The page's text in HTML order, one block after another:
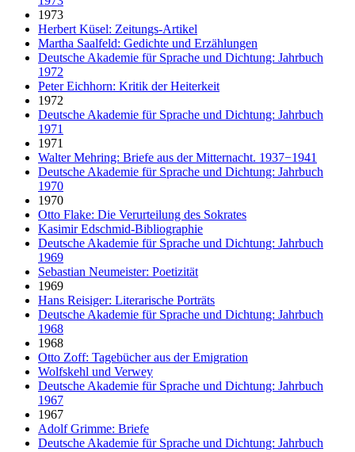
1973
Herbert Küsel: Zeitungs-Artikel
Martha Saalfeld: Gedichte und Erzählungen
Deutsche Akademie für Sprache und Dichtung: Jahrbuch
1972
Peter Eichhorn: Kritik der Heiterkeit
1972
Deutsche Akademie für Sprache und Dichtung: Jahrbuch
1971
1971
Walter Mehring: Briefe aus der Mitternacht. 1937−1941
Deutsche Akademie für Sprache und Dichtung: Jahrbuch
1970
1970
Otto Flake: Die Verurteilung des Sokrates
Kasimir Edschmid-Bibliographie
Deutsche Akademie für Sprache und Dichtung: Jahrbuch
1969
Sebastian Neumeister: Poetizität
1969
Hans Reisiger: Literarische Porträts
Deutsche Akademie für Sprache und Dichtung: Jahrbuch
1968
1968
Otto Zoff: Tagebücher aus der Emigration
Wolfskehl und Verwey
Deutsche Akademie für Sprache und Dichtung: Jahrbuch
1967
1967
Adolf Grimme: Briefe
Deutsche Akademie für Sprache und Dichtung: Jahrbuch